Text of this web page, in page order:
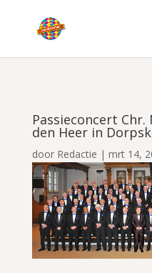
Passieconcert
den Heer in
door Redactie | mrt 14,